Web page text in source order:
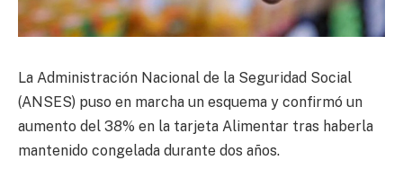
La Administración Nacional de la Seguridad Social
(ANSES) puso en marcha un esquema y confirmó un
aumento del 38% en la tarjeta Alimentar tras haberla
mantenido congelada durante dos años.